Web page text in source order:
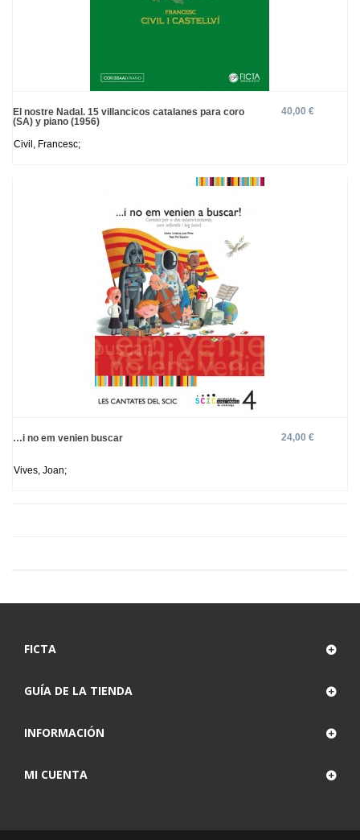
El nostre Nadal. 15 villancicos catalanes para coro
(SA) y piano (1956)
40,00 €
Civil, Francesc;
…i no em venien buscar 24,00 €
Vives, Joan;
FICTA
GUÍA DE LA TIENDA
INFORMACIÓN
MI CUENTA